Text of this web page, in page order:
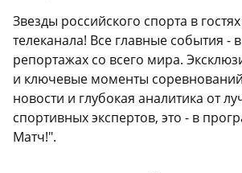
Звезды российского спорта в
телеканала! Все главные события -
репортажах со всего мира.
и ключевые моменты
новости и глубокая аналитика от
спортивных экспертов, это - в
Матч!".